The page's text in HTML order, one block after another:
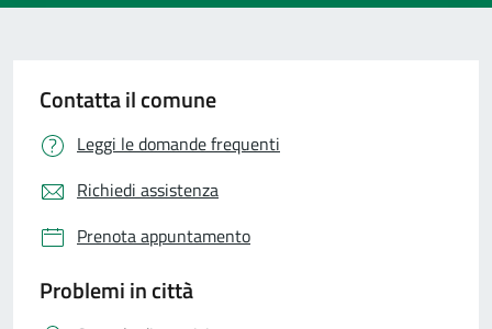
Contatta il comune
Leggi le domande frequenti
Richiedi assistenza
Prenota appuntamento
Problemi in città